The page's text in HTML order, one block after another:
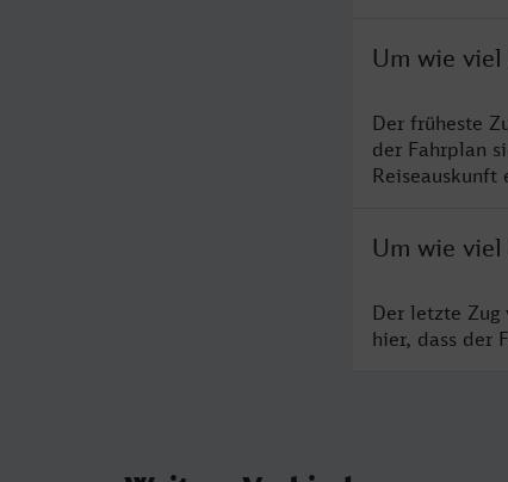
Um wie
Der früheste
der Fahrplan
Um wie
Der letzte Zug
hier, dass der